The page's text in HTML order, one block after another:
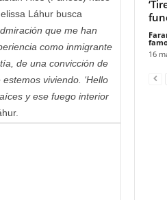
Láhur busca
que me han
como inmigrante
de una convicción de
viviendo. ‘Hello
y ese fuego interior
16